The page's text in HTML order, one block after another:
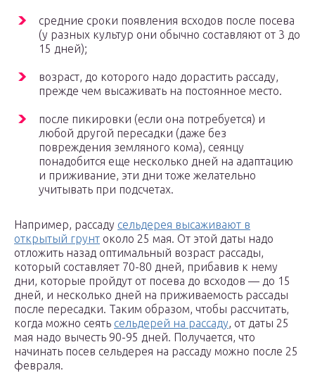
средние сроки появления всходов после посева
(у разных культур они обычно составляют от 3 до
15 дней);
возраст, до которого надо дорастить рассаду,
прежде чем высаживать на постоянное место.
после пикировки (если она потребуется) и
любой другой пересадки (даже без
повреждения земляного кома), сеянцу
понадобится еще несколько дней на адаптацию
и приживание, эти дни тоже желательно
учитывать при подсчетах.
Например, рассаду сельдерея высаживают в
открытый грунт около 25 мая. От этой даты надо
отложить назад оптимальный возраст рассады,
который составляет 70-80 дней, прибавив к нему
дни, которые пройдут от посева до всходов — до 15
дней, и несколько дней на приживаемость рассады
после пересадки. Таким образом, чтобы рассчитать,
когда можно сеять сельдерей на рассаду, от даты 25
мая надо вычесть 90-95 дней. Получается, что
начинать посев сельдерея на рассаду можно после 25
февраля.